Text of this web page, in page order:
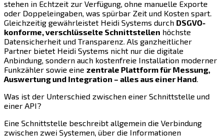
stehen in Echtzeit zur Verfügung, ohne manuelle Exporte
oder Doppeleingaben, was spürbar Zeit und Kosten spart.
Gleichzeitig gewährleistet Heidi Systems durch DSGVO-
konforme, verschlüsselte Schnittstellen höchste
Datensicherheit und Transparenz. Als ganzheitlicher
Partner bietet Heidi Systems nicht nur die digitale
Anbindung, sondern auch kostenfreie Installation moderner
Funkzähler sowie eine zentrale Plattform für Messung,
Auswertung und Integration – alles aus einer Hand.
Was ist der Unterschied zwischen einer Schnittstelle und
einer API?
Eine Schnittstelle beschreibt allgemein die Verbindung
zwischen zwei Systemen, über die Informationen